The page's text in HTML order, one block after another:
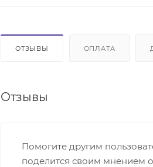
ОТЗЫВЫ ОПЛАТА
Отзывы
Помогите другим
поделится своим мнением